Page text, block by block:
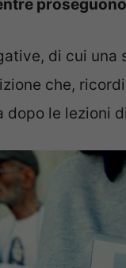
di cui una
che,
dopo le lezioni